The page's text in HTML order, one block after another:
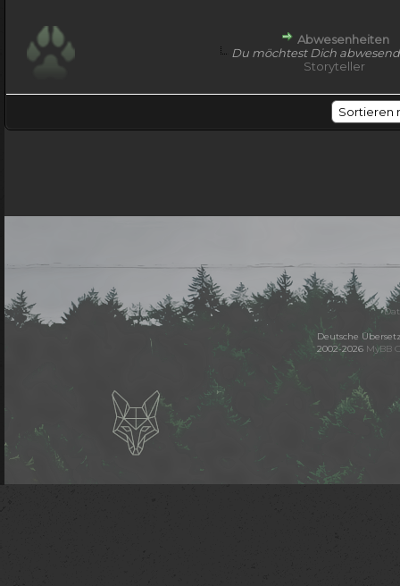
Abwesenheiten
Du möchtest Dich
Storyteller
Deutsche
2002-2026 MyBB